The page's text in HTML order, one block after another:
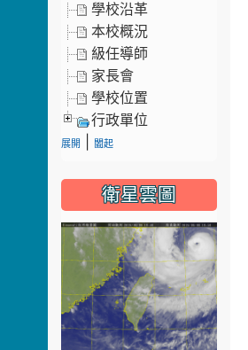
學校沿革
本校概況
級任導師
家長會
學校位置
行政單位
展開 闔起
衛星雲圖